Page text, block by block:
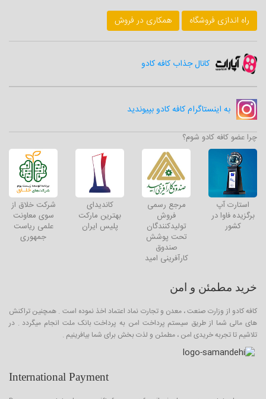
راه اندازی فروشگاه همکاری در فروش
به اینستاگرام کافه کادو بپیوندید
کانال جذاب کافه کادو
چرا عضو کافه کادو شوم؟
استارت آپ
برگزیده فاوا در
کشور
مرجع رسمی
فروش
تولیدکنندگان
تحت پوشش
صندوق
کارآفرینی امید
کاندیدای
بهترین مارکت
پلیس ایران
شرکت خلاق از
سوی معاونت
علمی ریاست
جمهوری
خرید مطمئن و امن
کافه کادو از وزارت صنعت ، معدن و تجارت نماد اعتماد اخذ نموده است . همچنین تراکنش
های مالی شما از طریق سیستم پرداخت امن به پرداخت بانک ملت انجام میگردد . در
تلاشیم تا تجربه خریدی امن ، مطمئن و لذت بخش برای شما بیافرینیم .
International Payment